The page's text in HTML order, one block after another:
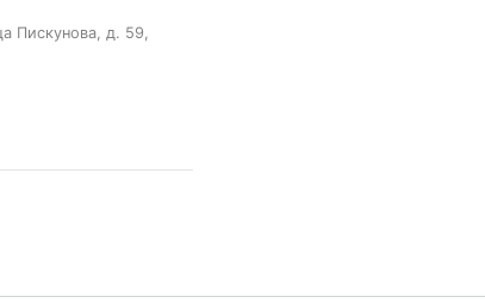
Пискунова, д. 59,